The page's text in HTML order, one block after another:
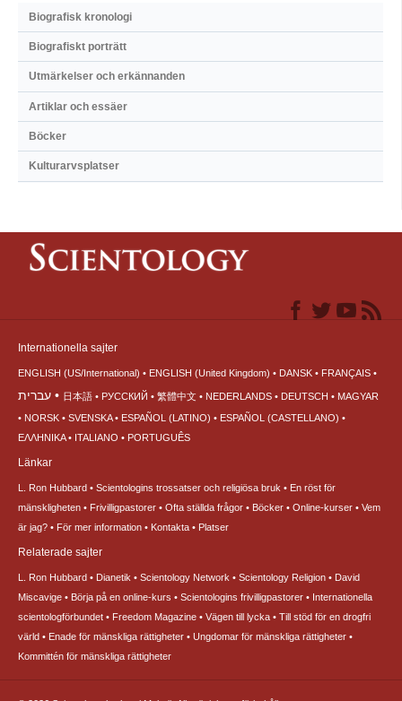
Biografisk kronologi
Biografiskt porträtt
Utmärkelser och erkännanden
Artiklar och essäer
Böcker
Kulturarvsplatser
Internationella sajter
ENGLISH (US/International) ENGLISH (United Kingdom) DANSK FRANÇAIS
עברית 日本語 РУССКИЙ 繁體中文 NEDERLANDS DEUTSCH
MAGYAR
NORSK
SVENSKA ESPAÑOL (LATINO)
ESPAÑOL (CASTELLANO)
ΕΛΛΗΝΙΚA
ITALIANO PORTUGUÊS
Länkar
L. Ron Hubbard Scientologins trossatser och religiösa bruk
En röst för
mänskligheten
Frivilligpastorer Ofta ställda frågor Böcker Online-kurser
Vem
är jag?
För mer information Kontakta Platser
Relaterade sajter
L. Ron Hubbard Dianetik Scientology Network Scientology Religion
David
Miscavige
Börja på en online-kurs Scientologins frivilligpastorer
Internationella
scientologförbundet
Freedom Magazine Vägen till lycka
Till stöd för en drogfri
värld
Enade för mänskliga rättigheter
Ungdomar för mänskliga rättigheter
Kommittén för mänskliga rättigheter